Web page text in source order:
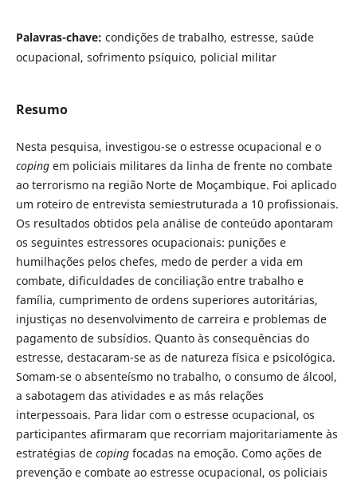
Palavras-chave: condições de trabalho, estresse, saúde
ocupacional, sofrimento psíquico, policial militar
Resumo
Nesta pesquisa, investigou-se o estresse ocupacional e o
copingem policiais militares da linha de frente no combate
ao terrorismo na região Norte de Moçambique. Foi aplicado
um roteiro de entrevista semiestruturada a 10 profissionais.
Os resultados obtidos pela análise de conteúdo apontaram
os seguintes estressores ocupacionais: punições e
humilhações pelos chefes, medo de perder a vida em
combate, dificuldades de conciliação entre trabalho e
família, cumprimento de ordens superiores autoritárias,
injustiças no desenvolvimento de carreira e problemas de
pagamento de subsídios. Quanto às consequências do
estresse, destacaram-se as de natureza física e psicológica.
Somam-se o absenteísmo no trabalho, o consumo de álcool,
a sabotagem das atividades e as más relações
interpessoais. Para lidar com o estresse ocupacional, os
participantes afirmaram que recorriam majoritariamente às
estratégias de copingfocadas na emoção. Como ações de
prevenção e combate ao estresse ocupacional, os policiais